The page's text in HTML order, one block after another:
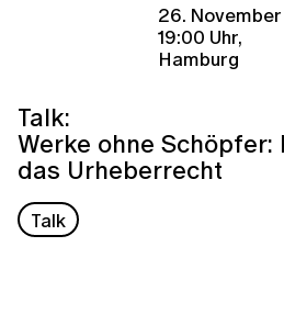
26.
19:00 Uhr,
Hamburg
Talk:
Werke ohne Schöpfer:
das Urheberrecht
Talk